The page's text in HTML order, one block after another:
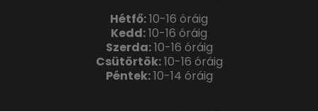
Hétfő:10-16 óráig
Kedd:10-16 óráig
Szerda:10-16 óráig
Csütörtök:10-16 óráig
Péntek:10-14 óráig